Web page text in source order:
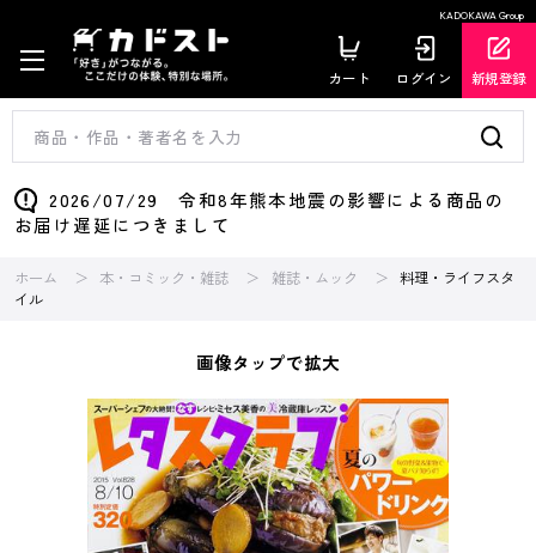
KADOKAWA Group
カート ログイン 新規登録
2026/07/29 令和8年熊本地震の影響による商品の
お届け遅延につきまして
ホーム 本・コミック・雑誌 雑誌・ムック
料理・ライフスタ
イル
画像タップで拡大